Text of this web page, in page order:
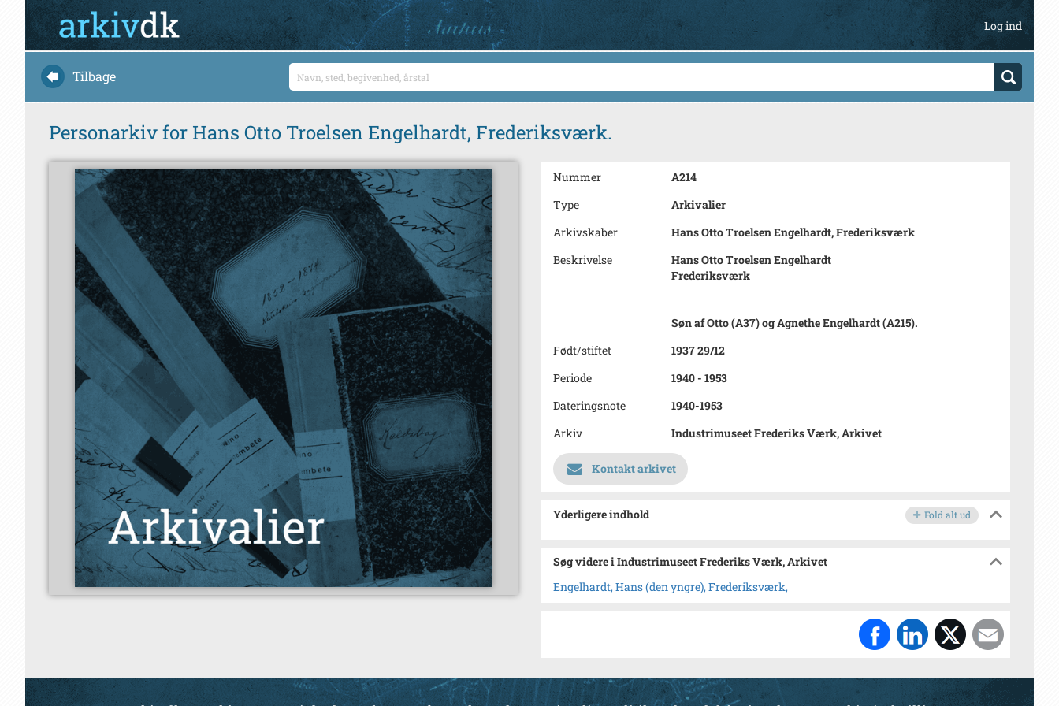
Log ind
Tilbage
Personarkiv for Hans Otto Troelsen Engelhardt, Frederiksværk.
Nummer
A214
Type
Arkivalier
Arkivskaber
Hans Otto Troelsen Engelhardt, Frederiksværk
Beskrivelse
Hans Otto Troelsen Engelhardt
Frederiksværk
Søn af Otto (A37) og Agnethe Engelhardt (A215).
Født/stiftet
1937 29/12
Periode
1940 - 1953
Dateringsnote
1940-1953
Arkiv
Industrimuseet Frederiks Værk, Arkivet
Kontakt arkivet
Yderligere indhold Fold alt ud
Søg videre i Industrimuseet Frederiks Værk, Arkivet
Engelhardt, Hans (den yngre), Frederiksværk,